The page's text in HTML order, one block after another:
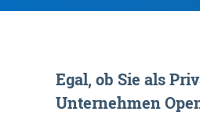
Egal, ob Sie als
Unternehmen